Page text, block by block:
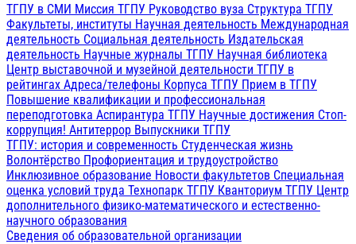
ТГПУ в СМИ Миссия ТГПУ Руководство вуза Структура ТГПУ
Факультеты, институты Научная деятельность Международная
деятельность Социальная деятельность Издательская
деятельность Научные журналы ТГПУ Научная библиотека
Центр выставочной и музейной деятельности ТГПУ в
рейтингах Адреса/телефоны Корпуса ТГПУ Прием в ТГПУ
Повышение квалификации и профессиональная
переподготовка Аспирантура ТГПУ Научные достижения Стоп-
коррупция! Антитеррор Выпускники ТГПУ
ТГПУ: история и современность Студенческая жизнь
Волонтёрство Профориентация и трудоустройство
Инклюзивное образование Новости факультетов Специальная
оценка условий труда Технопарк ТГПУ Кванториум ТГПУ Центр
дополнительного физико-математического и естественно-
научного образования
Сведения об образовательной организации